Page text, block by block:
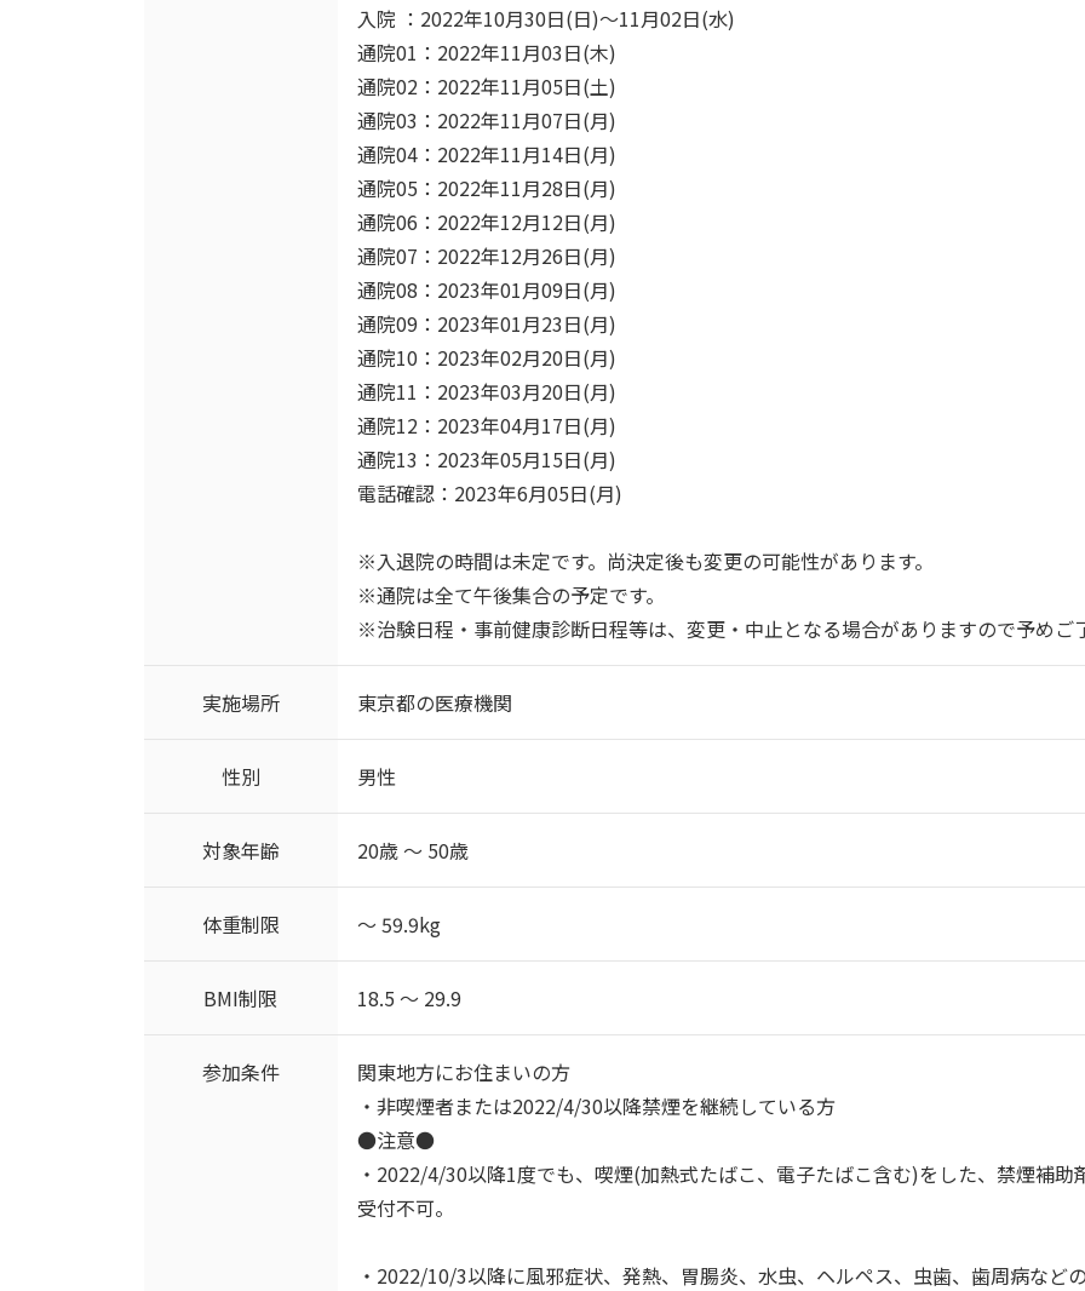
入院 ：2022年10月30日(日)～11月02日(水)
通院01：2022年11月03日(木)
通院02：2022年11月05日(土)
通院03：2022年11月07日(月)
通院04：2022年11月14日(月)
通院05：2022年11月28日(月)
通院06：2022年12月12日(月)
通院07：2022年12月26日(月)
通院08：2023年01月09日(月)
通院09：2023年01月23日(月)
通院10：2023年02月20日(月)
通院11：2023年03月20日(月)
通院12：2023年04月17日(月)
通院13：2023年05月15日(月)
電話確認：2023年6月05日(月)
※入退院の時間は未定です。尚決定後も変更の可能性があります。
※通院は全て午後集合の予定です。
※治験日程・事前健康診断日程等は、変更・中止となる場合がありますので予めご
実施場所 東京都の医療機関
性別 男性
対象年齢 20歳 ～ 50歳
体重制限 ～ 59.9kg
BMI制限 18.5 ～ 29.9
参加条件
関東地方にお住まいの方
・非喫煙者または2022/4/30以降禁煙を継続している方
●注意●
・2022/4/30以降1度でも、喫煙(加熱式たばこ、電子たばこ含む)をした、禁煙補
受付不可。
・2022/10/3以降に風邪症状、発熱、胃腸炎、水虫、ヘルペス、虫歯、歯周病など